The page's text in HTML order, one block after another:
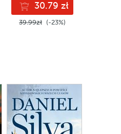
30.79 zł
39.99zł (-23%)